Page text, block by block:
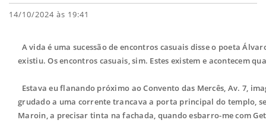
14/10/2024 às 19:41
A vida é uma sucessão de encontros casuais disse o poeta
existiu. Os encontros casuais, sim. Estes existem e acontecem
Estava eu flanando próximo ao Convento das Mercês, Av. 7,
grudado a uma corrente trancava a porta principal do templo,
Maroin, a precisar tinta na fachada, quando esbarro-me com